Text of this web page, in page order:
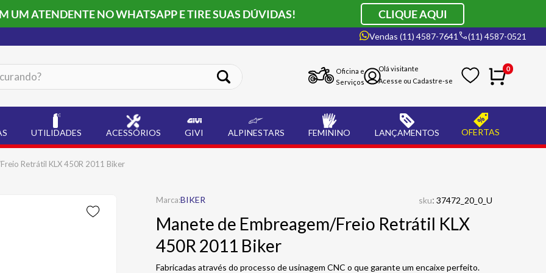
UM ATENDENTE NO WHATSAPP E TIRE SUAS DÚVIDAS! CLIQUE AQUI
Vendas (11) 4587-7641 (11) 4587-0521
Oficina e
Serviços
0
UTILIDADES ACESSÓRIOS GIVI ALPINESTARS FEMININO LANÇAMENTOS OFERTAS
Retrátil KLX 450R 2011 Biker
BIKER sku: 37472_20_0_U
Manete de Embreagem/Freio Retrátil KLX
450R 2011 Biker
Fabricadas através do processo de usinagem CNC o que garante um encaixe perfeito.